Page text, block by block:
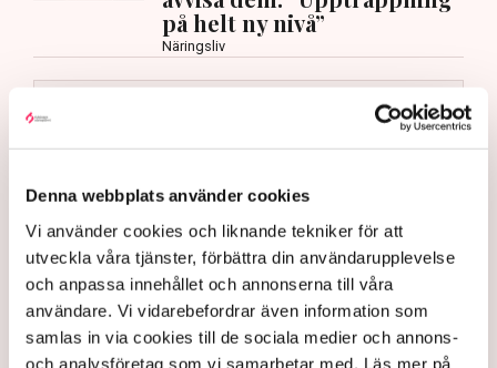
Denna webbplats använder cookies
Vi använder cookies och liknande tekniker för att
utveckla våra tjänster, förbättra din användarupplevelse
och anpassa innehållet och annonserna till våra
användare. Vi vidarebefordrar även information som
samlas in via cookies till de sociala medier och annons-
och analysföretag som vi samarbetar med. Läs mer på
på helt ny nivå”
Näringsliv
Torvtäkten i Grimsås har stoppats av aktivister
Polisen kritiseras för bristande agerande vid
aktionerna.
Polisinspektör Anna-Lena Mann förklarar polisens
agerande på plats.
40 personer misstänks med cirka 120
brottsmisstankar kopplade.